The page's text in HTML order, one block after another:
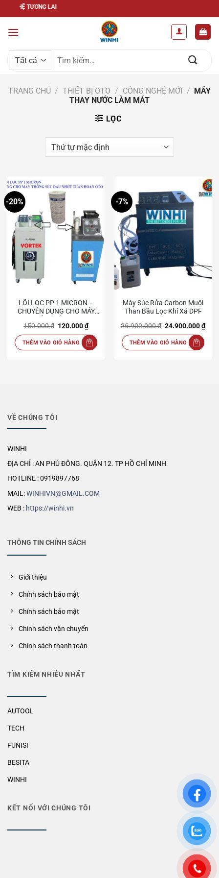
qua
nội
NGHỆ TƯƠNG LAI
Tìm
kiếm:
TRANG CHỦ / THIẾT BỊ OTO / CÔNG NGHỆ MỚI / MÁY
THAY NƯỚC LÀM MÁT
LỌC
-20%
LÕI LỌC PP 1 MICRON –
CHUYÊN DỤNG CHO MÁY
150.000₫ Giá
là:
150.000 ₫.
120.000₫Giá
hiện
tại
là:
120.000 ₫.
THÊM VÀO GIỎ HÀNG
-7%
Máy Súc Rửa Carbon Muội
Than Bầu Lọc Khí Xả DPF
26.900.000₫ Giá
là:
26.900.000 ₫.
24.900.000₫Giá
hiện
THÊM VÀO GIỎ HÀNG
VỀ CHÚNG TÔI
WINHI
ĐỊA CHỈ : AN PHÚ ĐÔNG. QUẬN 12. TP HỒ CHÍ MINH
HOTLINE : 0919897768
MAIL:WINHIVN@GMAIL.COM
WEB : https://winhi.vn
THÔNG TIN CHÍNH SÁCH
Giới thiệu
Chính sách bảo mật
Chính sách bảo mật
Chính sách vận chuyển
Chính sách thanh toán
TÌM KIẾM NHIỀU NHẤT
AUTOOL
TECH
FUNISI
BESITA
WINHI
KẾT NỐI VỚI CHÚNG TÔI